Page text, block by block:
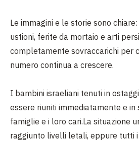
Le immagini e le storie sono
ustioni, ferite da mortaio e arti
completamente sovraccarichi per
numero continua a crescere.
I bambini israeliani tenuti in
essere riuniti immediatamente e in
famiglie e i loro cari.La situazione
raggiunto livelli letali, eppure tutti